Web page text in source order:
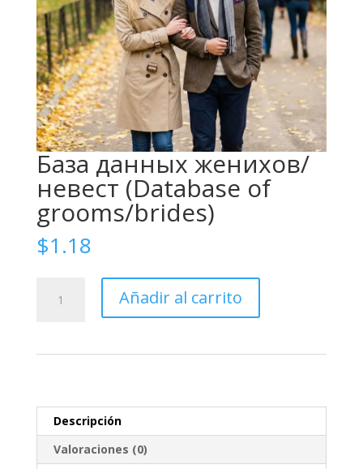
База данных женихов/
невест (Database of
grooms/brides)
$1.18
данных
cantidad
Añadir al carrito
Descripción
Valoraciones (0)